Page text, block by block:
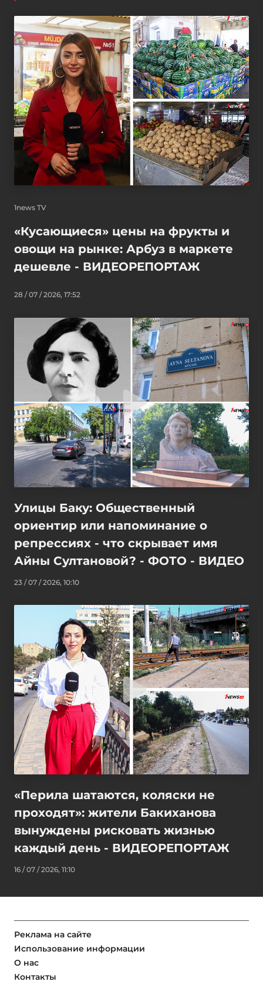
1news TV
«Кусающиеся» цены на фрукты и
овощи на рынке: Арбуз в маркете
дешевле - ВИДЕОРЕПОРТАЖ
28 / 07 / 2026, 17:52
Улицы Баку: Общественный
ориентир или напоминание о
репрессиях - что скрывает имя
Айны Султановой? - ФОТО - ВИДЕО
23 / 07 / 2026, 10:10
«Перила шатаются, коляски не
проходят»: жители Бакиханова
вынуждены рисковать жизнью
каждый день - ВИДЕОРЕПОРТАЖ
16 / 07 / 2026, 11:10
Реклама на сайте
Использование информации
О нас
Контакты